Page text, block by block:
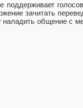
поддерживает
зачитать
наладить общение с